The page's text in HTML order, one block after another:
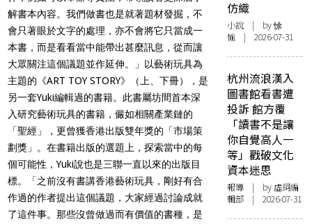
解書本內容。我們做書也是就著題材發掘，不
會只著眼於文字的處理，亦不會將它只當成一
本書，而是看看當中能帶出甚麼訊息，從而讓
大眾關注這個議題並作延伸。」以藝術玩具為
主題的《ART TOY STORY》（上、下冊），是
另一套Yuki編輯過的書籍。此書屬坊間首本深
入研究藝術玩具的書籍，儼如相關產業鏈的
「聖經」，更曾獲香港出版雙年獎的「市場策
劃獎」。在書籍出版的選題上，探索當中的每
個可能性，Yuki說也是三聯一直以來的出版目
標。「之前沒有書講香港藝術玩具，剛好有合
作過的作者提出這個議題，大家經過討論成就
了這件事。那些沒曾做過而有價值的書種，是
仿織
小說 | by 悇
愉 | 2026-07-31
杭州流浪漢入
圖書館看書遭
投訴 館方覆
「讀書不是讓
你自覺高人一
等」戳破文化
資本迷思
報導 | by 虛詞編
輯部 | 2026-07-31